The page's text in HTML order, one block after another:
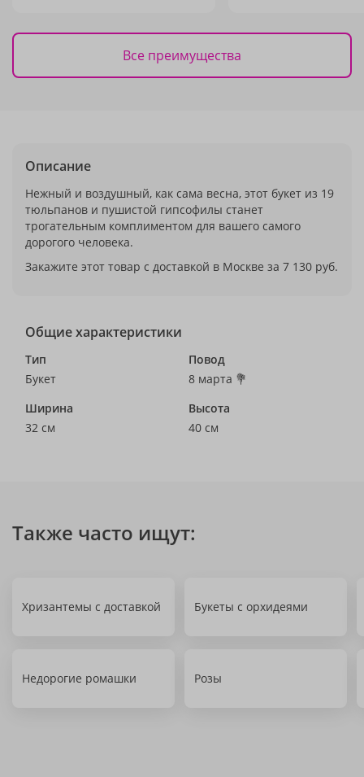
Все преимущества
Описание
Нежный и воздушный, как сама весна, этот букет из 19
тюльпанов и пушистой гипсофилы станет
трогательным комплиментом для вашего самого
дорогого человека.
Закажите этот товар с доставкой в Москве за 7 130 руб.
Общие характеристики
Тип
Букет
Повод
8 марта 💐
Ширина
32 см
Высота
40 см
Также часто ищут:
Хризантемы с доставкой Букеты с орхидеями
Недорогие ромашки Розы